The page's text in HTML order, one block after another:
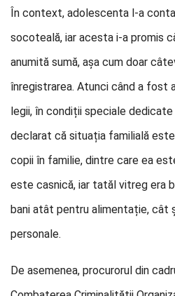
În context, adolescenta l-a
socoteală, iar acesta i-a promis
anumită sumă, așa cum doar
înregistrarea. Atunci când a fost
legii, în condiții speciale
declarat că situația familială
copii în familie, dintre care ea
este casnică, iar tatăl vitreg era
bani atât pentru alimentație, cât
personale.
De asemenea, procurorul din